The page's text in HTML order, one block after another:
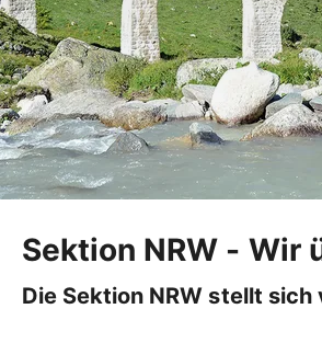
Sektion NRW - Wir
Die Sektion NRW stellt sich